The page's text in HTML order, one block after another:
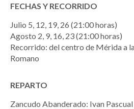
FECHAS Y RECORRIDO
Julio 5, 12, 19, 26 (21:00 horas)
Agosto 2, 9, 16, 23 (21:00 horas)
Recorrido: del centro de Mérida a
Romano
REPARTO
Zancudo Abanderado: Ivan